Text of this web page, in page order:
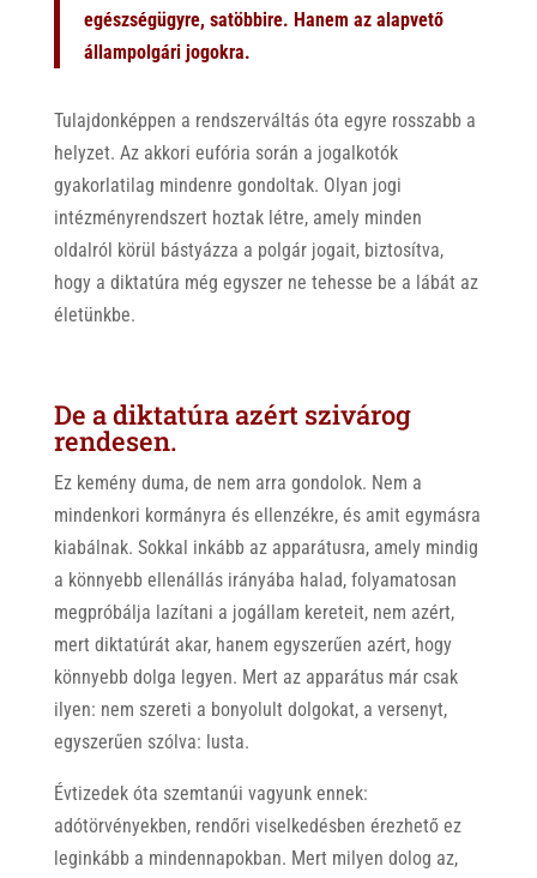
egészségügyre, satöbbire. Hanem az alapvető
állampolgári jogokra.
Tulajdonképpen a rendszerváltás óta egyre rosszabb a
helyzet. Az akkori eufória során a jogalkotók
gyakorlatilag mindenre gondoltak. Olyan jogi
intézményrendszert hoztak létre, amely minden
oldalról körül bástyázza a polgár jogait, biztosítva,
hogy a diktatúra még egyszer ne tehesse be a lábát az
életünkbe.
De a diktatúra azért szivárog
rendesen.
Ez kemény duma, de nem arra gondolok. Nem a
mindenkori kormányra és ellenzékre, és amit egymásra
kiabálnak. Sokkal inkább az apparátusra, amely mindig
a könnyebb ellenállás irányába halad, folyamatosan
megpróbálja lazítani a jogállam kereteit, nem azért,
mert diktatúrát akar, hanem egyszerűen azért, hogy
könnyebb dolga legyen. Mert az apparátus már csak
ilyen: nem szereti a bonyolult dolgokat, a versenyt,
egyszerűen szólva: lusta.
Évtizedek óta szemtanúi vagyunk ennek:
adótörvényekben, rendőri viselkedésben érezhető ez
leginkább a mindennapokban. Mert milyen dolog az,